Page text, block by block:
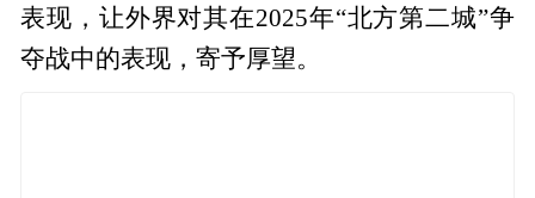
表现，让外界对其在2025年“北方第二城”争
夺战中的表现，寄予厚望。